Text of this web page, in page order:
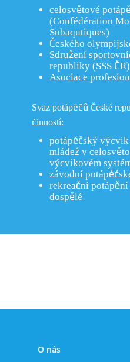
celosvětové
(Confédération
Subaqutiques)
Českého
Sdružení
republiky (SSS ČR)
Asociace
Svaz potápěčů České
činností:
potápěčský
mládež v
výcvikovém
závodní
rekreační
dospělé
O nás